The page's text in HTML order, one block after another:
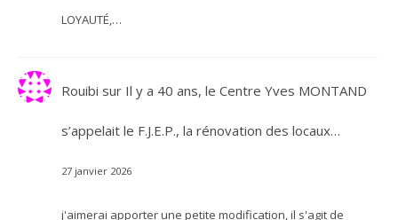
LOYAUTÉ,…
Rouibi sur Il y a 40 ans, le Centre Yves MONTAND
s’appelait le F.J.E.P., la rénovation des locaux…
27 janvier 2026
j'aimerai apporter une petite modification, il s'agit de